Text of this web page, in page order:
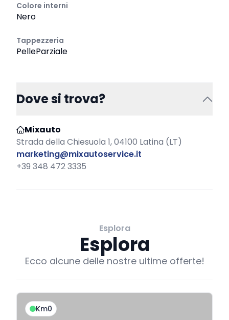
Colore interni
Nero
Tappezzeria
PelleParziale
Dove si trova?
Mixauto
Strada della Chiesuola 1, 04100 Latina (LT)
marketing@mixautoservice.it
+39 348 472 3335
Esplora
Esplora
Ecco alcune delle nostre ultime offerte!
Km0